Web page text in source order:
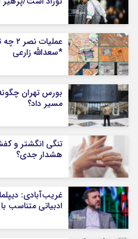
*سعدالله زارعی
بورس تهران
مسیر داد؟
تنگی انگشتر و
هشدار جدی؟
غریب‌آبادی:
ادبیاتی متناسب